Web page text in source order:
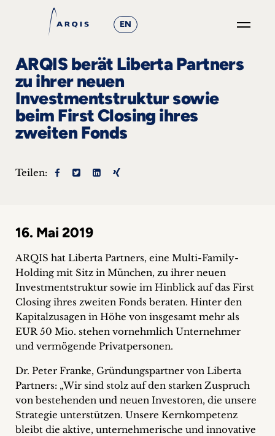
EN
Fokusgruppen
+
+
Karriere
+
Blog
&
Podcasts
+
ARQIS berät Liberta Partners
zu ihrer neuen
Investmentstruktur sowie
beim First Closing ihres
zweiten Fonds
Teilen:
16. Mai 2019
ARQIS hat Liberta Partners, eine Multi-Family-
Holding mit Sitz in München, zu ihrer neuen
Investmentstruktur sowie im Hinblick auf das First
Closing ihres zweiten Fonds beraten. Hinter den
Kapitalzusagen in Höhe von insgesamt mehr als
EUR 50 Mio. stehen vornehmlich Unternehmer
und vermögende Privatpersonen.
Dr. Peter Franke, Gründungspartner von Liberta
Partners: „Wir sind stolz auf den starken Zuspruch
von bestehenden und neuen Investoren, die unsere
Strategie unterstützen. Unsere Kernkompetenz
bleibt die aktive, unternehmerische und innovative